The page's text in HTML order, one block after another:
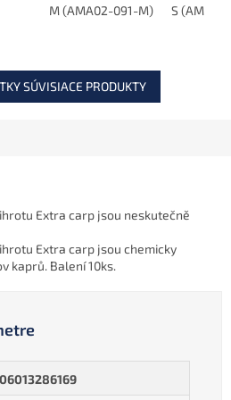
M (AMA02-091-M)
S
SÚVISIACE PRODUKTY
Extra carp jsou neskutečně
Extra carp jsou chemicky
kaprů. Balení 10ks.